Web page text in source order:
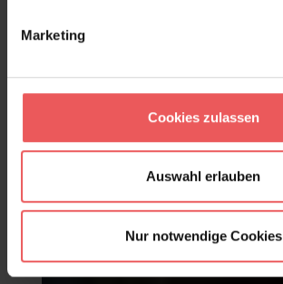
Marketing
Cookies zulassen
Auswahl erlauben
Nur notwendige Cookies